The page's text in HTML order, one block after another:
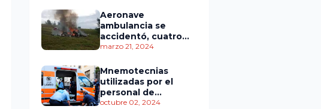
Aeronave
ambulancia se
accidentó, cuatro
personas murieron
marzo 21, 2024
Mnemotecnias
utilizadas por el
personal de
atención
octubre 02, 2024